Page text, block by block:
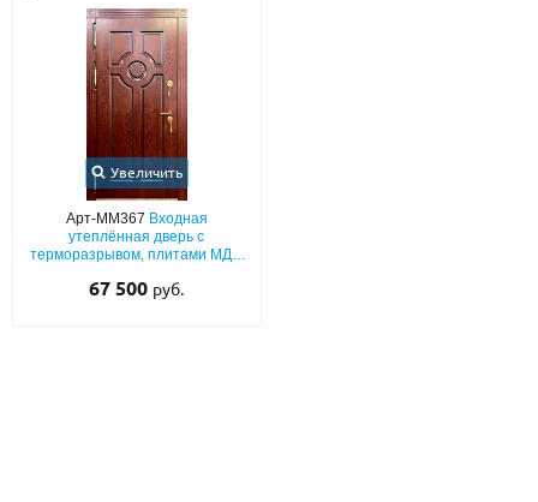
Увеличить
Арт-ММ367 Входная
утеплённая дверь с
терморазрывом, плитами МДФ
сторон
67 500 руб.